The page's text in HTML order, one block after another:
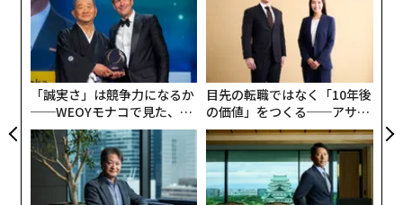
「誠実さ」は競争力になるか
──WEOYモナコで見た、く
ら寿司の経営哲学
目先の転職ではなく「10年後
の価値」をつくる──アサイ
ンの長期伴走型支援とは